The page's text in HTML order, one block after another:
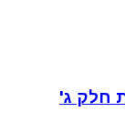
חלק ג'